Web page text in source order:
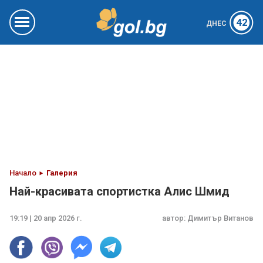
ДНЕС 42
Начало Галерия
Най-красивата спортистка Алис Шмид
19:19 | 20 апр 2026 г. автор: Димитър Витанов